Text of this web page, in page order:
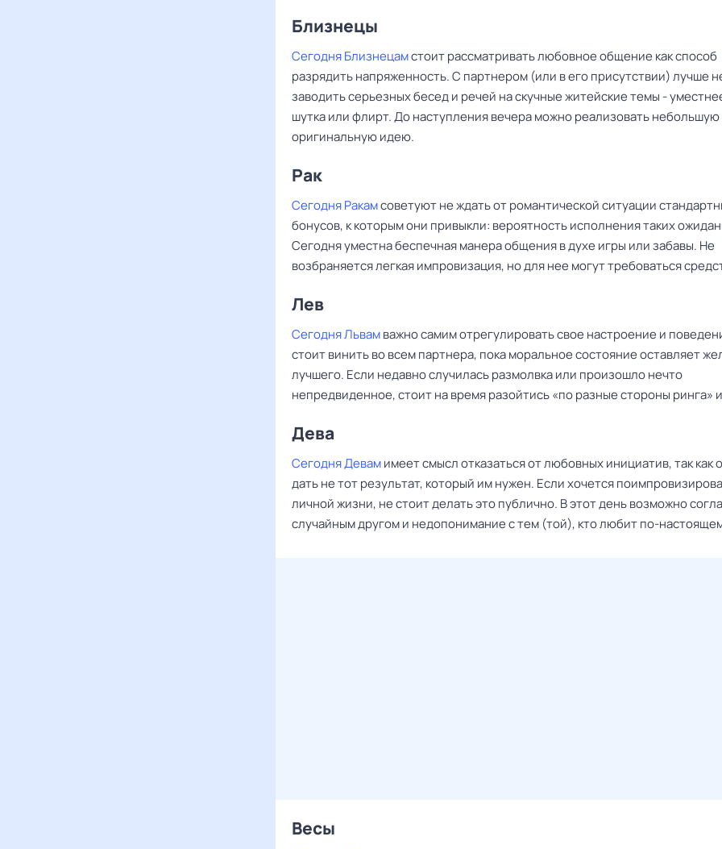
Близнецы
Сегодня Близнецамстоит рассматривать любовное общение как способ
разрядить напряженность. С партнером (или в его присутствии) лучше
заводить серьезных бесед и речей на скучные житейские темы -
шутка или флирт. До наступления вечера можно реализовать небольшую
оригинальную идею.
Рак ‌‌
Сегодня Ракамсоветуют не ждать от романтической ситуации
бонусов, к которым они привыкли: вероятность исполнения таких
Сегодня уместна беспечная манера общения в духе игры или забавы. Не
возбраняется легкая импровизация, но для нее могут требоваться
Лев ‌‌
Сегодня Львамважно самим отрегулировать свое настроение и
стоит винить во всем партнера, пока моральное состояние оставляет
лучшего. Если недавно случилась размолвка или произошло нечто
непредвиденное, стоит на время разойтись «по разные стороны ринга»
Дева ‌‌
Сегодня Девамимеет смысл отказаться от любовных инициатив, так как
дать не тот результат, который им нужен. Если хочется
личной жизни, не стоит делать это публично. В этот день возможно
случайным другом и недопонимание с тем (той), кто любит по-
Весы ‌‌